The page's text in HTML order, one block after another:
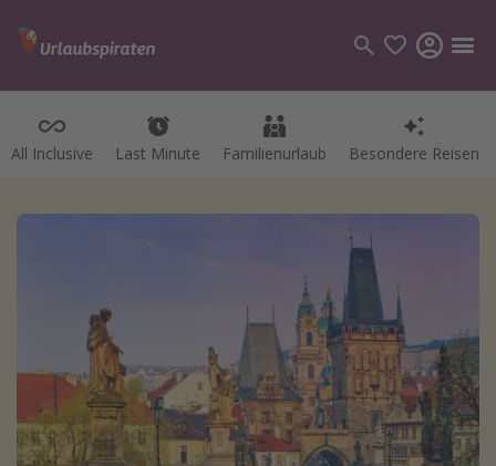
All Inclusive Last Minute Familienurlaub Besondere Reisen
Kategorien
Kreuzfahrten
Reiseziele
Alle Reiseziele
Bodensee Urlaub